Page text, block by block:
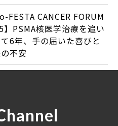
FESTA CANCER FORUM
】PSMA核医学治療を追い
6年、手の届いた喜びと
不安